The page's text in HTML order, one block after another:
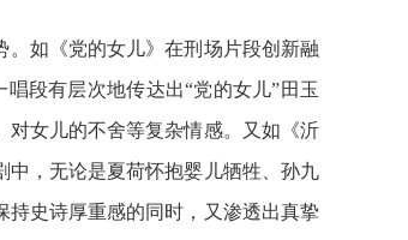
如《党的女儿》在刑场片段创新融
段有层次地传达出“党的女儿”田玉
女儿的不舍等复杂情感。又如《沂
，无论是夏荷怀抱婴儿牺牲、孙九
史诗厚重感的同时，又渗透出真挚